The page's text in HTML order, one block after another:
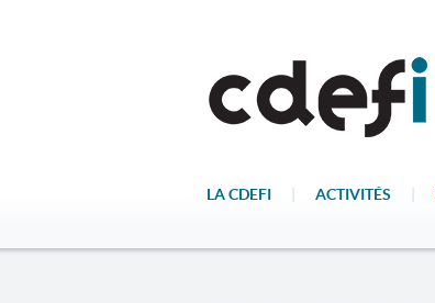
LA CDEFI ACTIVITÉS